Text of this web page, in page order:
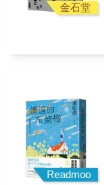
金石堂
Readmoo